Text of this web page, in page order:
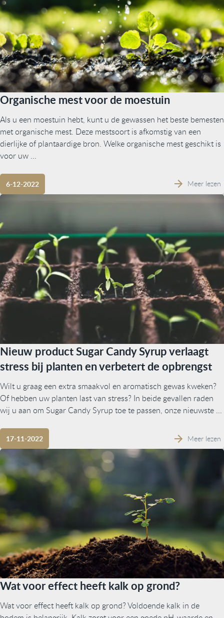
Organische mest voor de moestuin
Als u een moestuin hebt, kunt u de gewassen het beste bemesten
met organische mest. Deze mestsoort is afkomstig van een
dierlijke of plantaardige bron. Welke organische mest geschikt is
voor uw ...
6-12-2022 Meer lezen
Nieuw product Sugar Candy Syrup verlaagt
stress bij planten en verbetert de opbrengst
Wilt u graag een extra smaakvol en aromatisch gewas kweken?
Of hebben uw planten last van stress? In beide gevallen raden
wij u aan om Sugar Candy Syrup toe te passen, onze nieuwste ...
17-11-2022 Meer lezen
Wat voor effect heeft kalk op grond?
Wat voor effect heeft kalk op grond? Voldoende kalk in de